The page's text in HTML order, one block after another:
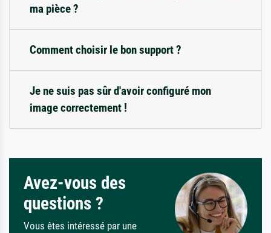
ma pièce ?
Comment choisir le bon support ?
Je ne suis pas sûr d'avoir configuré mon
image correctement !
Avez-vous des
questions ?
Vous êtes intéressé par une